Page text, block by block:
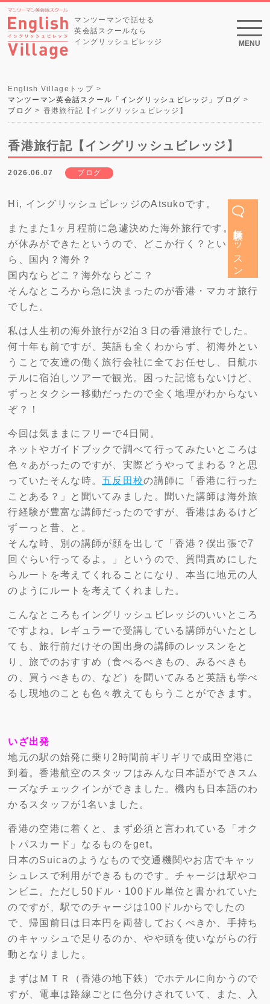
無料体験レッスン
マンツーマンで話せる
英会話スクールなら
イングリッシュビレッジ
MENU
English Villageトップ
マンツーマン英会話スクール「イングリッシュビレッジ」ブログ
ブログ
香港旅行記【イングリッシュビレッジ】
香港旅行記【イングリッシュビレッジ】
2026.06.07 ブログ
Hi, イングリッシュビレッジのAtsukoです。
またまた1ヶ月程前に急遽決めた海外旅行です。次男
が休みができたというので、どこか行く？という話か
ら、国内？海外？
国内ならどこ？海外ならどこ？
そんなところから急に決まったのが香港・マカオ旅行
でした。
私は人生初の海外旅行が2泊３日の香港旅行でした。
何十年も前ですが、英語も全くわからず、初海外とい
うことで友達の働く旅行会社に全てお任せし、日航ホ
テルに宿泊しツアーで観光。困った記憶もないけど、
ずっとタクシー移動だったので全く地理がわからない
ぞ？！
今回は気ままにフリーで4日間。
ネットやガイドブックで調べて行ってみたいところは
色々あがったのですが、実際どうやってまわる？と思
っていたそんな時。 五反田校の講師に「香港に行った
ことある？」と聞いてみました。聞いた講師は海外旅
行経験が豊富な講師だったのですが、香港はあるけど
ずーっと昔、と。
そんな時、別の講師が顔を出して「香港？僕出張で7
回ぐらい行ってるよ。」というので、質問責めにした
らルートを考えてくれることになり、本当に地元の人
のようにルートを考えてくれました。
こんなところもイングリッシュビレッジのいいところ
ですよね。レギュラーで受講している講師がいたとし
ても、旅行前だけその国出身の講師のレッスンをと
り、旅でのおすすめ（食べるべきもの、みるべきも
の、買うべきもの、など）を聞いてみると英語も学べ
るし現地のことも色々教えてもらうことができます。
いざ出発
地元の駅の始発に乗り2時間前ギリギリで成田空港に
到着。香港航空のスタッフはみんな日本語ができスム
ーズなチェックインができました。機内も日本語のわ
かるスタッフが1名いました。
香港の空港に着くと、まず必須と言われている「オク
トパスカード」なるものをget。
日本のSuicaのようなもので交通機関やお店でキャッ
シュレスで利用ができるものです。チャージは駅やコ
ンビニ。ただし50ドル・100ドル単位と書かれていた
のですが、駅でのチャージは100ドルからでしたの
で、帰国前日は日本円を両替しておくべきか、手持ち
のキャッシュで足りるのか、やや頭を使いながらの行
動となりました。
まずはＭＴＲ（香港の地下鉄）でホテルに向かうので
すが、電車は路線ごとに色分けされていて、また、入